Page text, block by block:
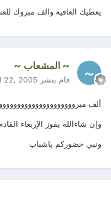
يعطيك العافيه والف مبروك
~ المشعاب ~
قام بنشر 22, 2005
ألف
وإن شاءالله يفوز الإربعاء القادم
ونبي حضوركم ياشباب